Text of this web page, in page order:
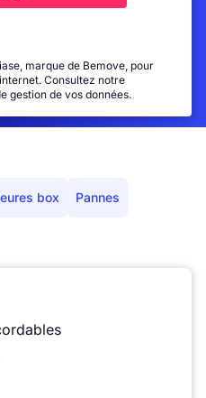
marque de Bemove, pour
Consultez notre
gestion de vos données.
box Pannes